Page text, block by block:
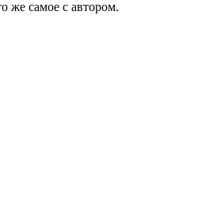
же самое с автором.